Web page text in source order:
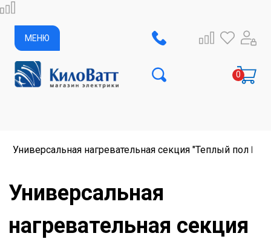
МЕНЮ
Универсальная нагревательная секция "Теплый пол
Универсальная
нагревательная секция